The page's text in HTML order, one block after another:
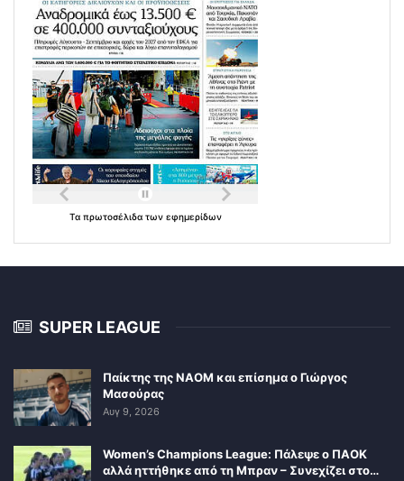
Τα πρωτοσέλιδα των εφημερίδων
SUPER LEAGUE
Παίκτης της ΝΑΟΜ και επίσημα ο Γιώργος
Μασούρας
Αυγ 9, 2026
Women’s Champions League: Πάλεψε ο ΠΑΟΚ
αλλά ηττήθηκε από τη Μπραν – Συνεχίζει στο…